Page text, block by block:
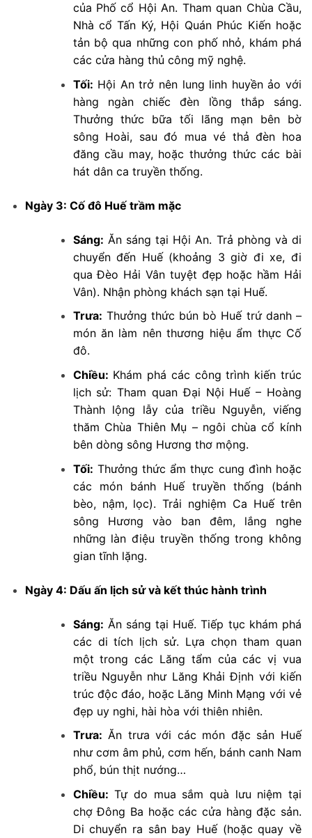
của Phố cổ Hội An. Tham quan Chùa Cầu,
Nhà cổ Tấn Ký, Hội Quán Phúc Kiến hoặc
tản bộ qua những con phố nhỏ, khám phá
các cửa hàng thủ công mỹ nghệ.
Tối: Hội An trở nên lung linh huyền ảo với
hàng ngàn chiếc đèn lồng thắp sáng.
Thưởng thức bữa tối lãng mạn bên bờ
sông Hoài, sau đó mua vé thả đèn hoa
đăng cầu may, hoặc thưởng thức các bài
hát dân ca truyền thống.
Ngày 3: Cố đô Huế trầm mặc
Sáng: Ăn sáng tại Hội An. Trả phòng và di
chuyển đến Huế (khoảng 3 giờ đi xe, đi
qua Đèo Hải Vân tuyệt đẹp hoặc hầm Hải
Vân). Nhận phòng khách sạn tại Huế.
Trưa: Thưởng thức bún bò Huế trứ danh –
món ăn làm nên thương hiệu ẩm thực Cố
đô.
Chiều: Khám phá các công trình kiến trúc
lịch sử: Tham quan Đại Nội Huế – Hoàng
Thành lộng lẫy của triều Nguyễn, viếng
thăm Chùa Thiên Mụ – ngôi chùa cổ kính
bên dòng sông Hương thơ mộng.
Tối: Thưởng thức ẩm thực cung đình hoặc
các món bánh Huế truyền thống (bánh
bèo, nậm, lọc). Trải nghiệm Ca Huế trên
sông Hương vào ban đêm, lắng nghe
những làn điệu truyền thống trong không
gian tĩnh lặng.
Ngày 4: Dấu ấn lịch sử và kết thúc hành trình
Sáng: Ăn sáng tại Huế. Tiếp tục khám phá
các di tích lịch sử. Lựa chọn tham quan
một trong các Lăng tẩm của các vị vua
triều Nguyễn như Lăng Khải Định với kiến
trúc độc đáo, hoặc Lăng Minh Mạng với vẻ
đẹp uy nghi, hài hòa với thiên nhiên.
Trưa: Ăn trưa với các món đặc sản Huế
như cơm âm phủ, cơm hến, bánh canh Nam
phổ, bún thịt nướng…
Chiều: Tự do mua sắm quà lưu niệm tại
chợ Đông Ba hoặc các cửa hàng đặc sản.
Di chuyển ra sân bay Huế (hoặc quay về